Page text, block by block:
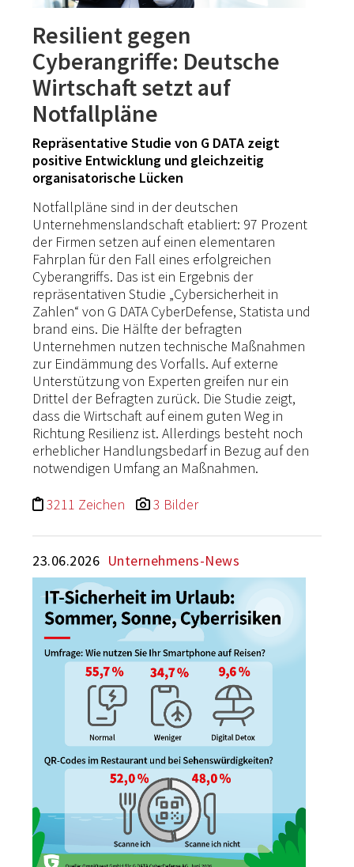
Resilient gegen
Cyberangriffe: Deutsche
Wirtschaft setzt auf
Notfallpläne
Repräsentative Studie von G DATA zeigt
positive Entwicklung und gleichzeitig
organisatorische Lücken
Notfallpläne sind in der deutschen
Unternehmenslandschaft etabliert: 97 Prozent
der Firmen setzen auf einen elementaren
Fahrplan für den Fall eines erfolgreichen
Cyberangriffs. Das ist ein Ergebnis der
repräsentativen Studie „Cybersicherheit in
Zahlen“ von G DATA CyberDefense, Statista und
brand eins. Die Hälfte der befragten
Unternehmen nutzen technische Maßnahmen
zur Eindämmung des Vorfalls. Auf externe
Unterstützung von Experten greifen nur ein
Drittel der Befragten zurück. Die Studie zeigt,
dass die Wirtschaft auf einem guten Weg in
Richtung Resilienz ist. Allerdings besteht noch
erheblicher Handlungsbedarf in Bezug auf den
notwendigen Umfang an Maßnahmen.
3211 Zeichen
3 Bilder
23.06.2026 Unternehmens-News